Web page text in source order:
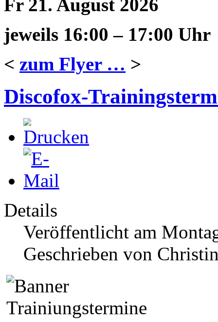
Fr 21. August 2026
jeweils 16:00 – 17:00 Uhr
< zum Flyer … >
Discofox-
Details
Veröffentlicht am
Geschrieben von